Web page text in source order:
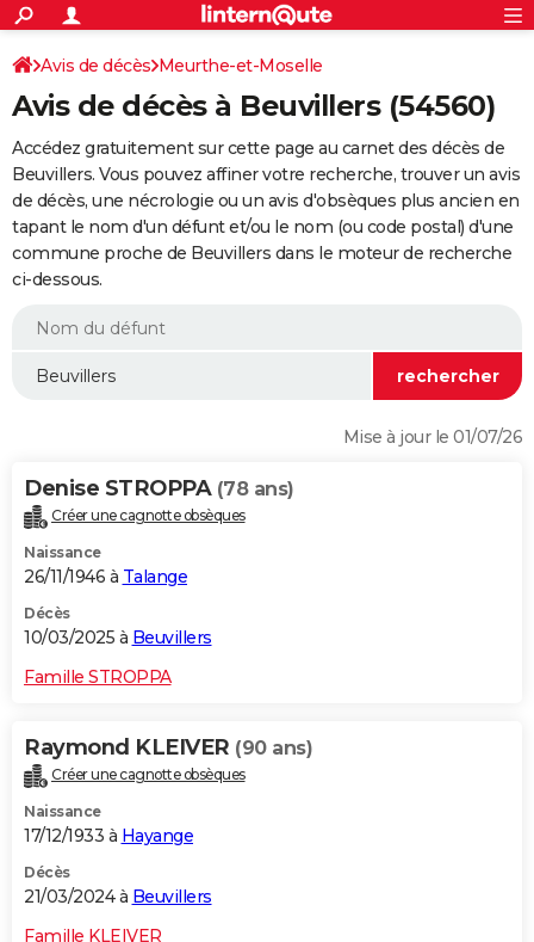
ACTUALITÉS
Politique
Société
Faits Divers
Education
Monde
Villes
+
SPORT
Coupe du monde 2026
Football
Tennis
Cyclisme
Rugby
Forum
Programme TV
TNT
Streaming
Cinéma
Sorties cinéma
Musique
+
FINANCE
Retraite
Epargne
Immobilier
Risques naturels par ville
Assurance
AUTO
Essais
Réserver un essai
Citadines
Berlines
SUV
Forum auto
+HIGH-TECH
BRICOLAGE
WEEK-END
Alimentation
Guide de la santé
Maladies
Médicaments
Sommeil
VOYAGE
Destinations
City break
Voyage nature
Voyage de noces
Forum
Climat
+PHOTO
GUIDES D'ACHAT
Carte de Noël
Carte Bonne année
Carte Saint-Valentin
Carte Pâques
Carte d'anniversaire
DICTIONNAIRE
Dictionnaire
Biographies
Citations
Expressions
Proverbes
PROGRAMME TV
S'inscrire
Se connecter
Lycées
Collèges
Primaires
Universités
Entreprises
Service militaire
Avis de recherche
AVIS DE DÉCÈS
S'inscrire
Connexion
Avis de décès Meurthe-et-Moselle
Avis de décès à Beuvillers (54560)
Accédez gratuitement sur cette page au carnet des décès de
Beuvillers. Vous pouvez affiner votre recherche, trouver un avis
de décès, une nécrologie ou un avis d'obsèques plus ancien en
tapant le nom d'un défunt et/ou le nom (ou code postal) d'une
commune proche de Beuvillers dans le moteur de recherche
ci-dessous.
Mise à jour le 01/07/26
Denise STROPPA (78 ans)
Créer une cagnotte obsèques
Naissance
26/11/1946 à Talange
Décès
10/03/2025 à Beuvillers
Famille STROPPA
Raymond KLEIVER (90 ans)
Créer une cagnotte obsèques
Naissance
17/12/1933 à Hayange
Décès
21/03/2024 à Beuvillers
Famille KLEIVER